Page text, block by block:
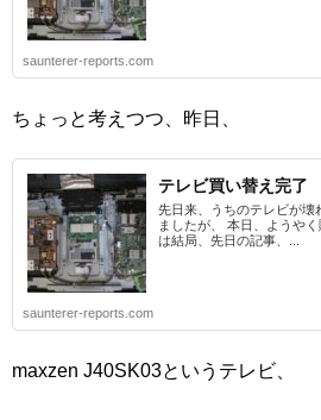
saunterer-reports.com
ちょっと考えつつ、昨日、
テレビ買い替え完了
先日来、うちのテレビが壊
ましたが、 本日、ようや
は結局、先日の記事、...
saunterer-reports.com
maxzen J40SK03というテレビ、